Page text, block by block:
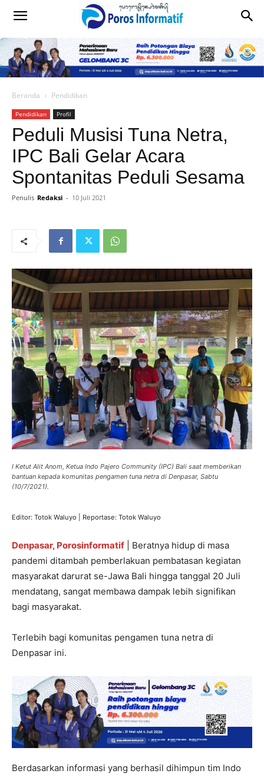
Beranda Pendidikan
Pendidikan Profil
Peduli Musisi Tuna Netra,
IPC Bali Gelar Acara
Spontanitas Peduli Sesama
Penulis Redaksi - 10 Juli 2021
I Ketut Alit Anom, Ketua Indo Pajero Community (IPC) Bali saat memberikan
bantuan kepada komunitas pengamen tuna netra di Denpasar, Sabtu
(10/7/2021).
Editor: Totok Waluyo | Reportase: Totok Waluyo
Denpasar, Porosinformatif | Beratnya hidup di masa
pandemi ditambah pemberlakuan pembatasan kegiatan
masyarakat darurat se-Jawa Bali hingga tanggal 20 Juli
mendatang, sangat membawa dampak lebih signifikan
bagi masyarakat.
Terlebih bagi komunitas pengamen tuna netra di
Denpasar ini.
Berdasarkan informasi yang berhasil dihimpun tim Indo